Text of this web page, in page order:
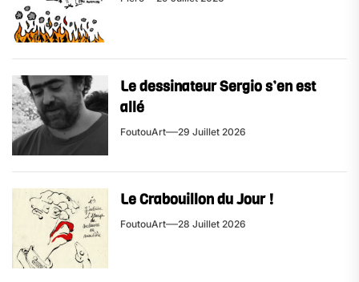
Le dessinateur Sergio s’en est
allé
FoutouArt 29 Juillet 2026
Le Crabouillon du Jour !
FoutouArt 28 Juillet 2026